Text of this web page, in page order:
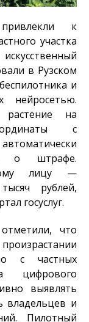
к
участка
в Рузском
и
нейросетью.
растение на
с
о штрафе.
лицу —
рублей,
госуслуг.
что
с частных
цифрового
выявлять
владельцев и
Пилотный